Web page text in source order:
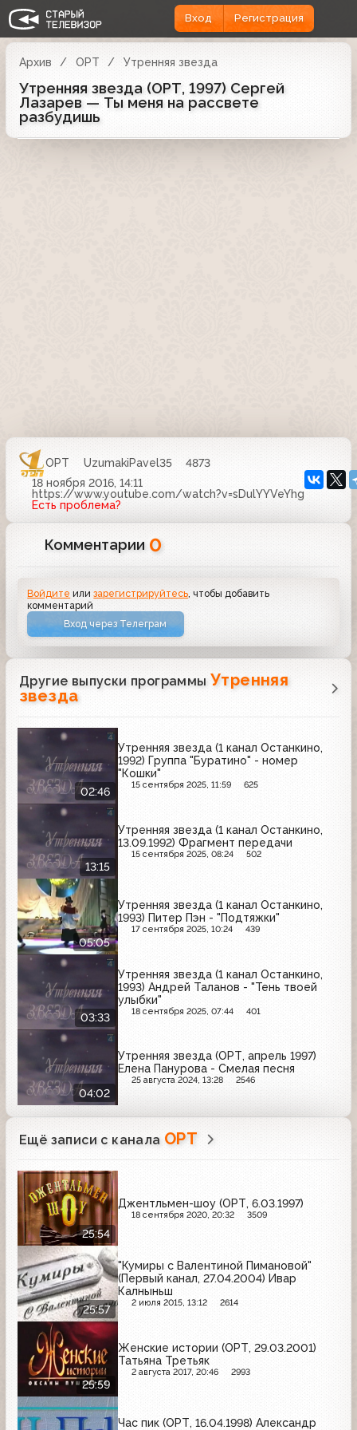
Вход Регистрация
Архив ОРТ Утренняя звезда
Утренняя звезда (ОРТ, 1997) Сергей
Лазарев — Ты меня на рассвете
разбудишь
ОРТ UzumakiPavel35
4873
18 ноября 2016, 14:11
https://www.youtube.com/watch?v=sDulYYVeYhg
Есть проблема?
Комментарии 0
Войдите илизарегистрируйтесь , чтобы добавить
комментарий
Вход через Телеграм
Другие выпуски программы Утренняя
звезда
02:46
Утренняя звезда (1 канал Останкино,
1992) Группа "Буратино" - номер
"Кошки"
15 сентября 2025, 11:59 625
13:15
Утренняя звезда (1 канал Останкино,
13.09.1992) Фрагмент передачи
15 сентября 2025, 08:24 502
05:05
Утренняя звезда (1 канал Останкино,
1993) Питер Пэн - "Подтяжки"
17 сентября 2025, 10:24 439
03:33
Утренняя звезда (1 канал Останкино,
1993) Андрей Таланов - "Тень твоей
улыбки"
18 сентября 2025, 07:44 401
04:02
Утренняя звезда (ОРТ, апрель 1997)
Елена Панурова - Смелая песня
25 августа 2024, 13:28 2546
Ещё записи с канала ОРТ
25:54
Джентльмен-шоу (ОРТ, 6.03.1997)
18 сентября 2020, 20:32 3509
25:57
"Кумиры с Валентиной Пимановой"
(Первый канал, 27.04.2004) Ивар
Калныньш
2 июля 2015, 13:12 2614
25:59
Женские истории (ОРТ, 29.03.2001)
Татьяна Третьяк
2 августа 2017, 20:46 2993
Час пик (ОРТ, 16.04.1998) Александр